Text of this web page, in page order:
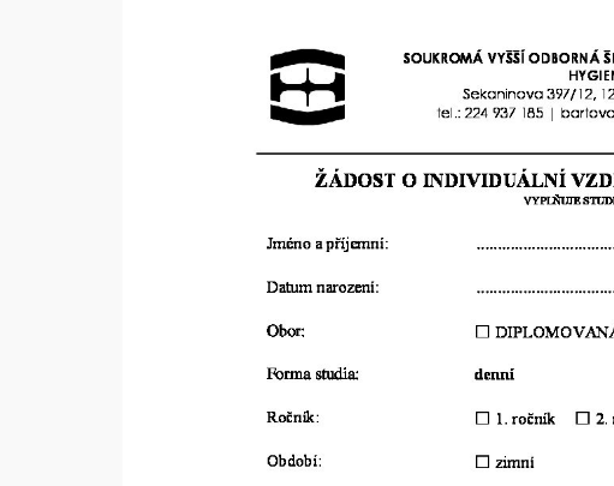
názvem
Žádost
individuální